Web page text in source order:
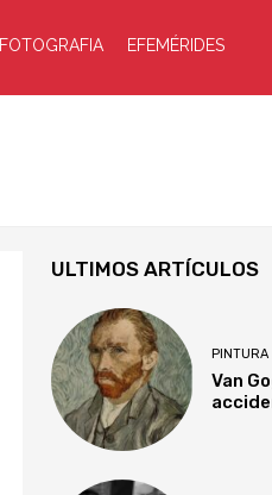
FOTOGRAFIA EFEMÉRIDES
ULTIMOS ARTÍCULOS
PINTURA
Van